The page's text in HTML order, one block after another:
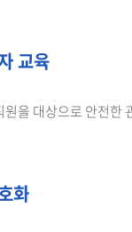
교육
을 대상으로 안전한
화